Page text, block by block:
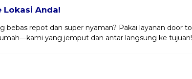
Lokasi Anda!
bebas repot dan super nyaman? Pakai layanan door to
yang jemput dan antar langsung ke tujuan!